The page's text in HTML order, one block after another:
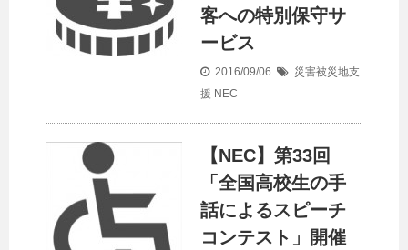
客への特別保守サ
ービス
2016/09/06
災害被災地支
援 NEC
【NEC】第33回
「全国高校生の手
話によるスピーチ
コンテスト」開催